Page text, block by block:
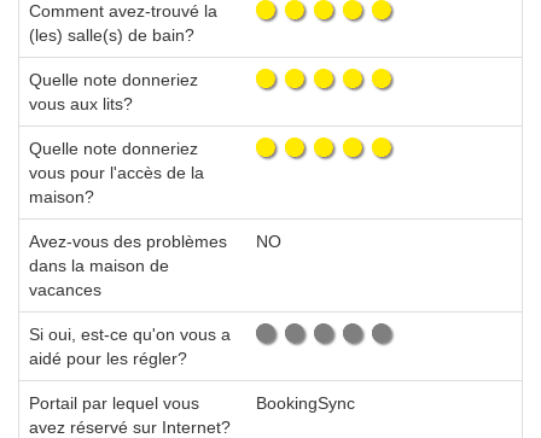
Comment avez-trouvé la
(les) salle(s) de bain?
Quelle note donneriez
vous aux lits?
Quelle note donneriez
vous pour l'accès de la
maison?
Avez-vous des problèmes
dans la maison de
vacances
NO
Si oui, est-ce qu'on vous a
aidé pour les régler?
Portail par lequel vous
avez réservé sur Internet?
BookingSync